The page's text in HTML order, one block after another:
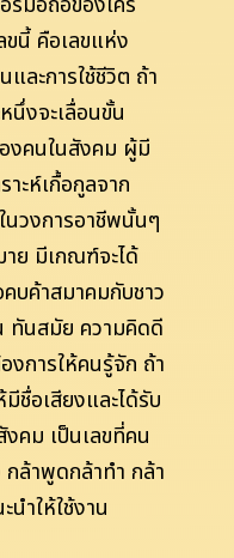
ขนี้ คือเลขแห่ง
และการใช้ชีวิต ถ้า
นึ่งจะเลื่อนขั้น
งคนในสังคม ผู้มี
าะห์เกื้อกูลจาก
นวงการอาชีพนั้นๆ
ย มีเกณฑ์จะได้
บค้าสมาคมกับชาว
ทันสมัย ความคิดดี
งการให้คนรู้จัก ถ้า
มีชื่อเสียงและได้รับ
งคม เป็นเลขที่คน
กล้าพูดกล้าทำ กล้า
ำให้ใช้งาน